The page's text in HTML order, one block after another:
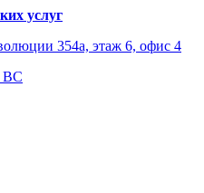
услуг
354а, этаж 6, офис 4
ВС